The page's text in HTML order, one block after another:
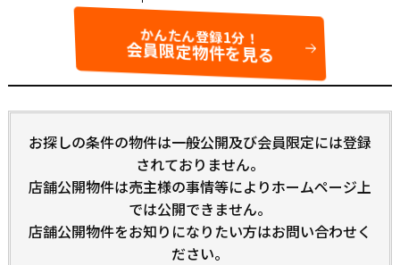
かんたん登録1分！
会員限定物件を見る
お探しの条件の物件は一般公開及び会員限定には登録
されておりません。
店舗公開物件は売主様の事情等によりホームページ上
では公開できません。
店舗公開物件をお知りになりたい方はお問い合わせく
ださい。